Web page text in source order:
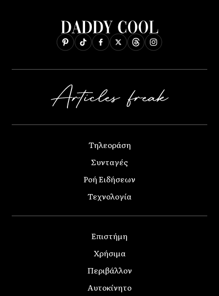
Τηλεοράση
Συνταγές
Ροή Ειδήσεων
Τεχνολογία
Επιστήμη
Χρήσιμα
Περιβάλλον
Αυτοκίνητο